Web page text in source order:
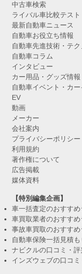
中古車検索
ライバル車比較テスト
最新自動車ニュース
自動車お役立ち情報
自動車先進技術・テ
自動車コラム
インタビュー
カー用品・グッズ情報
自動車イベント・カー
EV
動画
メーカー
会社案内
プライバシーポリシー
利用規約
著作権について
広告掲載
媒体資料
【特別編集企画】
車一括査定のおすす
車買取業者のおすす
事故車買取のおすす
自動車保険一括見積
ナビクルの口コミ・評
インズウェブの口コ